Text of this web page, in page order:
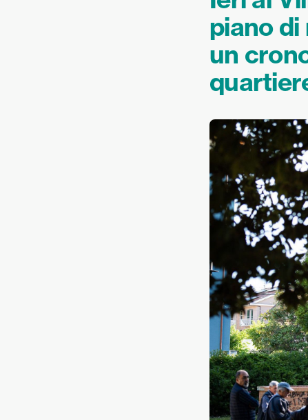
piano di
un